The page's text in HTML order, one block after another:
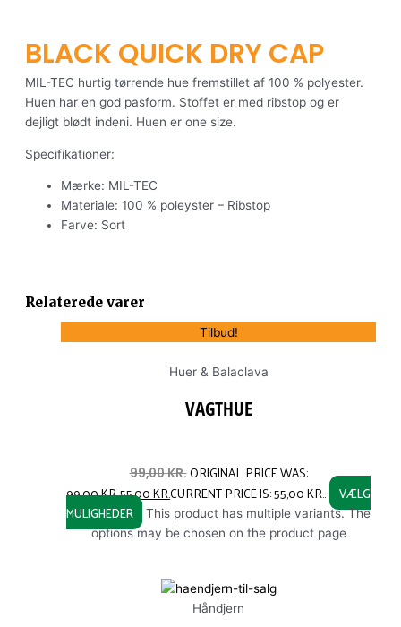
BLACK QUICK DRY CAP
MIL-TEC hurtig tørrende hue fremstillet af 100 % polyester.
Huen har en god pasform. Stoffet er med ribstop og er
dejligt blødt indeni. Huen er one size.
Specifikationer:
Mærke: MIL-TEC
Materiale: 100 % poleyster – Ribstop
Farve: Sort
Relaterede varer
Tilbud!
Huer & Balaclava
VAGTHUE
99,00KR.ORIGINAL PRICE WAS:
99,00 KR..55,00KR.CURRENT PRICE IS: 55,00 KR..
VÆLG
MULIGHEDER
This product has multiple variants. The
options may be chosen on the product page
Håndjern